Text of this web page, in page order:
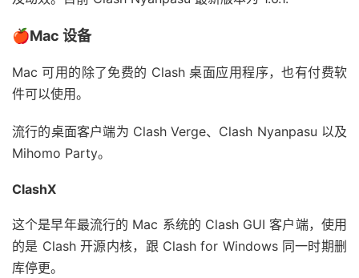
🍎Mac 设备
Mac 可用的除了免费的 Clash 桌面应用程序，也有付费软
件可以使用。
流行的桌面客户端为 Clash Verge、Clash Nyanpasu 以及
Mihomo Party。
ClashX
这个是早年最流行的 Mac 系统的 Clash GUI 客户端，使用
的是 Clash 开源内核，跟 Clash for Windows 同一时期删
库停更。